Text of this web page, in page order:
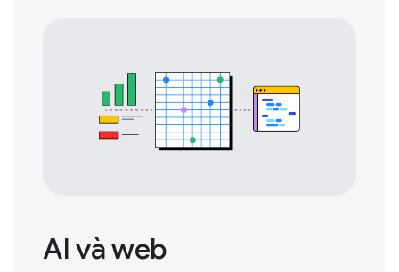
AI và web